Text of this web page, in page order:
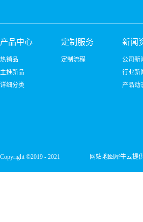
产品中心
热销品
主推新品
详细分类
定制服务
定制流程
新闻
公司新
行业新
产品动
Copyright ©2019 - 2021 网站地图犀牛云提